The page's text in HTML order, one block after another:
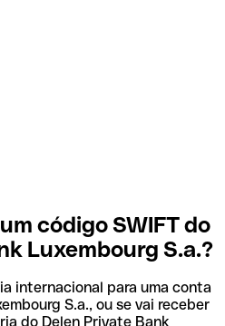
código SWIFT do
Luxembourg S.a.?
internacional para uma conta
S.a., ou se vai receber
do Delen Private Bank